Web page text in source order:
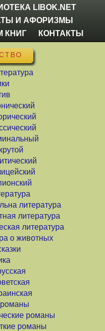
LIBOK.NET
И АФОРИЗМЫ
КНИГ
КОНТАКТЫ
литература
литература
литература
о животных
романы
романы